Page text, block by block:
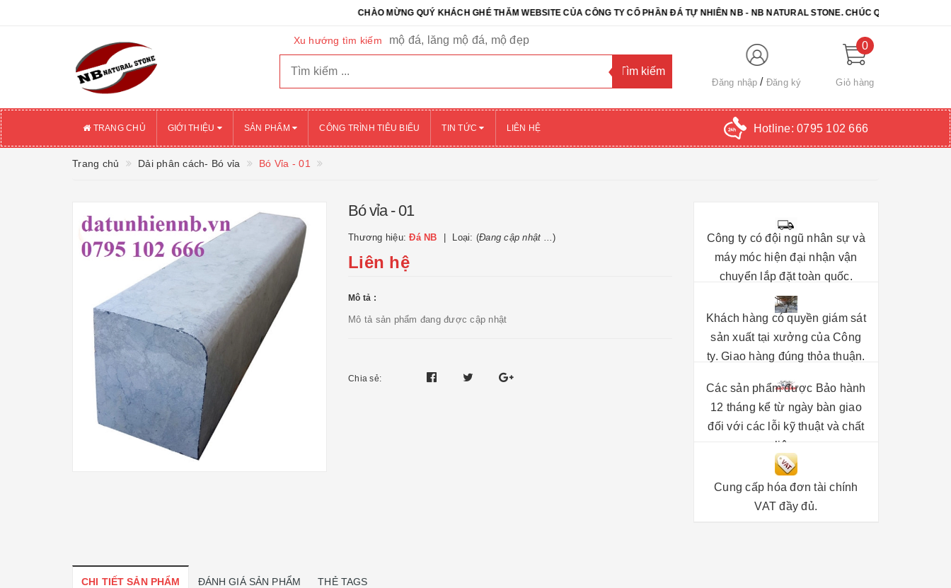
CHÀO MỪNG QUÝ KHÁCH GHÉ THĂM WEBSITE CỦA CÔNG TY CỔ PHẦN ĐÁ TỰ NHIÊN NB - NB NATURAL STONE. CHÚC QUÝ KHÁCH CHỌN
Xu hướng tìm kiếm mộ đá, lăng mộ đá, mộ đẹp
Đăng nhập Đăng ký
0
Giỏ hàng
TRANG CHỦ GIỚI THIỆU SẢN PHẨM CÔNG TRÌNH TIÊU BIỂU TIN TỨC LIÊN HỆ Hotline: 0795 102 666
Trang chủ Dải phân cách- Bó vỉa Bó Vỉa - 01
Bó vỉa - 01
Thương hiệu:Đá NB Loại: (Đang cập nhật ...)
Liên hệ
Mô tả :
Mô tả sản phẩm đang được cập nhật
Chia sẻ:
Công ty có đội ngũ nhân sự và
máy móc hiện đại nhận vận
chuyển lắp đặt toàn quốc.
Khách hàng có quyền giám sát
sản xuất tại xưởng của Công
ty. Giao hàng đúng thỏa thuận.
Các sản phẩm được Bảo hành
12 tháng kể từ ngày bàn giao
đối với các lỗi kỹ thuật và chất
liệu.
Cung cấp hóa đơn tài chính
VAT đầy đủ.
CHI TIẾT SẢN PHẨM ĐÁNH GIÁ SẢN PHẨM THẺ TAGS